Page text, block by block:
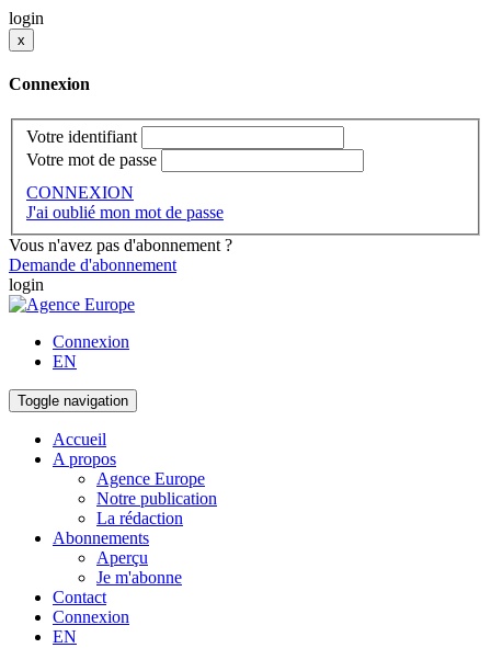
login
x
Connexion
Votre identifiant
Votre mot de passe
CONNEXION
J'ai oublié mon mot de passe
Vous n'avez pas d'abonnement ?
Demande d'abonnement
login
Connexion
EN
Toggle navigation
Accueil
A propos
Agence Europe
Notre publication
La rédaction
Abonnements
Aperçu
Je m'abonne
Contact
Connexion
EN